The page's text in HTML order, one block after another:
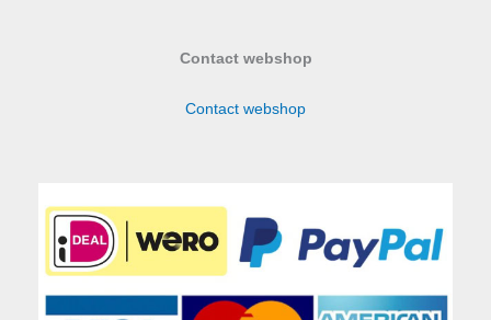
Contact webshop
Contact webshop